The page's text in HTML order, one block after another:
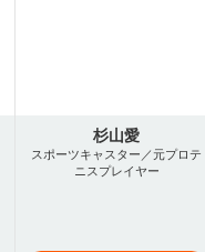
杉山愛
スポーツキャスター／元プロテ
ニスプレイヤー